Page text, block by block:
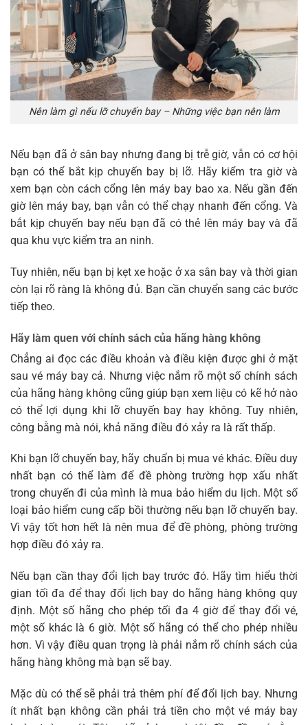
Nên làm gì nếu lỡ chuyến bay – Những việc bạn nên làm
Nếu bạn đã ở sân bay nhưng đang bị trễ giờ, vẫn có cơ hội
bạn có thể bắt kịp chuyến bay bị lỡ. Hãy kiểm tra giờ và
xem bạn còn cách cổng lên máy bay bao xa. Nếu gần đến
giờ lên máy bay, bạn vẫn có thể chạy nhanh đến cổng. Và
bắt kịp chuyến bay nếu bạn đã có thẻ lên máy bay và đã
qua khu vực kiểm tra an ninh.
Tuy nhiên, nếu bạn bị kẹt xe hoặc ở xa sân bay và thời gian
còn lại rõ ràng là không đủ. Bạn cần chuyển sang các bước
tiếp theo.
Hãy làm quen với chính sách của hãng hàng không
Chẳng ai đọc các điều khoản và điều kiện được ghi ở mặt
sau vé máy bay cả. Nhưng việc nắm rõ một số chính sách
của hãng hàng không cũng giúp bạn xem liệu có kẽ hở nào
có thể lợi dụng khi lỡ chuyến bay hay không. Tuy nhiên,
công bằng mà nói, khả năng điều đó xảy ra là rất thấp.
Khi bạn lỡ chuyến bay, hãy chuẩn bị mua vé khác. Điều duy
nhất bạn có thể làm để đề phòng trường hợp xấu nhất
trong chuyến đi của mình là mua bảo hiểm du lịch. Một số
loại bảo hiểm cung cấp bồi thường nếu bạn lỡ chuyến bay.
Vì vậy tốt hơn hết là nên mua để đề phòng, phòng trường
hợp điều đó xảy ra.
Nếu bạn cần thay đổi lịch bay trước đó. Hãy tìm hiểu thời
gian tối đa để thay đổi lịch bay do hãng hàng không quy
định. Một số hãng cho phép tối đa 4 giờ để thay đổi vé,
một số khác là 6 giờ. Một số hãng có thể cho phép nhiều
hơn. Vì vậy điều quan trọng là phải nắm rõ chính sách của
hãng hàng không mà bạn sẽ bay.
Mặc dù có thể sẽ phải trả thêm phí để đổi lịch bay. Nhưng
ít nhất bạn không cần phải trả tiền cho một vé máy bay